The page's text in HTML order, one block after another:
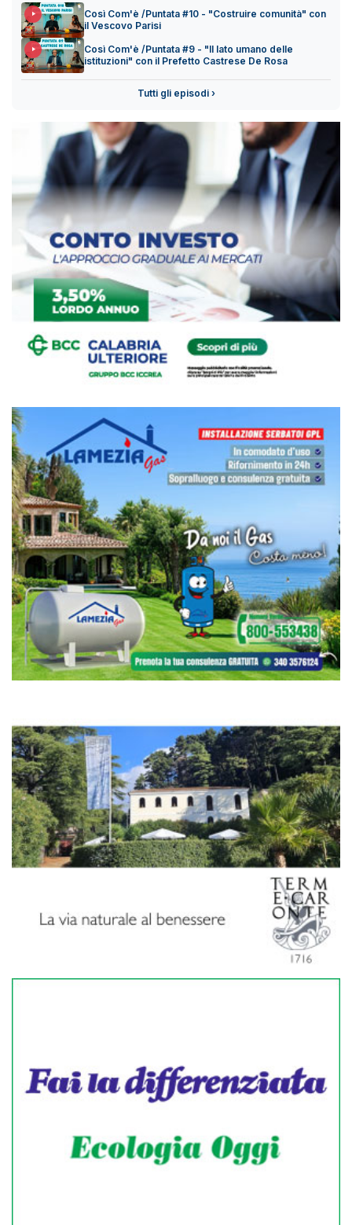
Così Com'è /Puntata #10 - "Costruire comunità" con
il Vescovo Parisi
Così Com'è /Puntata #9 - "Il lato umano delle
istituzioni" con il Prefetto Castrese De Rosa
Tutti gli episodi ›